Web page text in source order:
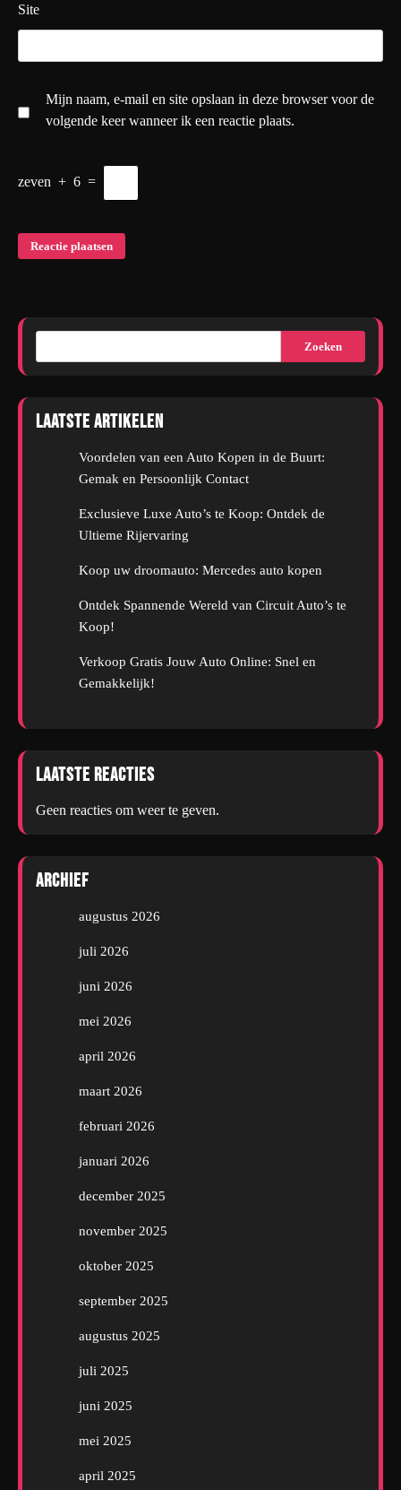
Site
Mijn naam, e-mail en site opslaan in deze browser voor de
volgende keer wanneer ik een reactie plaats.
zeven + 6 =
Zoeken
Laatste artikelen
Voordelen van een Auto Kopen in de Buurt:
Gemak en Persoonlijk Contact
Exclusieve Luxe Auto’s te Koop: Ontdek de
Ultieme Rijervaring
Koop uw droomauto: Mercedes auto kopen
Ontdek Spannende Wereld van Circuit Auto’s te
Koop!
Verkoop Gratis Jouw Auto Online: Snel en
Gemakkelijk!
Laatste reacties
Geen reacties om weer te geven.
Archief
augustus 2026
juli 2026
juni 2026
mei 2026
april 2026
maart 2026
februari 2026
januari 2026
december 2025
november 2025
oktober 2025
september 2025
augustus 2025
juli 2025
juni 2025
mei 2025
april 2025